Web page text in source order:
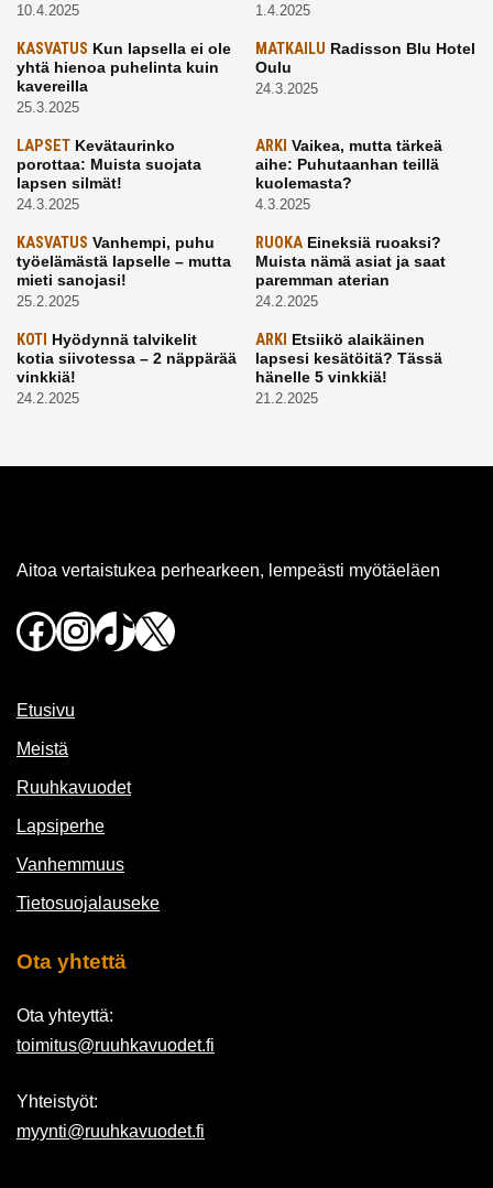
10.4.2025 1.4.2025
KASVATUS Kun lapsella ei ole
yhtä hienoa puhelinta kuin
kavereilla
25.3.2025
MATKAILU Radisson Blu Hotel
Oulu
24.3.2025
LAPSET Kevätaurinko
porottaa: Muista suojata
lapsen silmät!
24.3.2025
ARKI Vaikea, mutta tärkeä
aihe: Puhutaanhan teillä
kuolemasta?
4.3.2025
KASVATUS Vanhempi, puhu
työelämästä lapselle – mutta
mieti sanojasi!
25.2.2025
RUOKAEineksiä ruoaksi?
Muista nämä asiat ja saat
paremman aterian
24.2.2025
KOTI Hyödynnä talvikelit
kotia siivotessa – 2 näppärää
vinkkiä!
24.2.2025
ARKI Etsiikö alaikäinen
lapsesi kesätöitä? Tässä
hänelle 5 vinkkiä!
21.2.2025
Aitoa vertaistukea perhearkeen, lempeästi myötäeläen
Facebook
Instagram
TikTok
X
Etusivu
Meistä
Ruuhkavuodet
Lapsiperhe
Vanhemmuus
Tietosuojalauseke
Ota yhtettä
Ota yhteyttä:
toimitus@ruuhkavuodet.fi
Yhteistyöt:
myynti@ruuhkavuodet.fi